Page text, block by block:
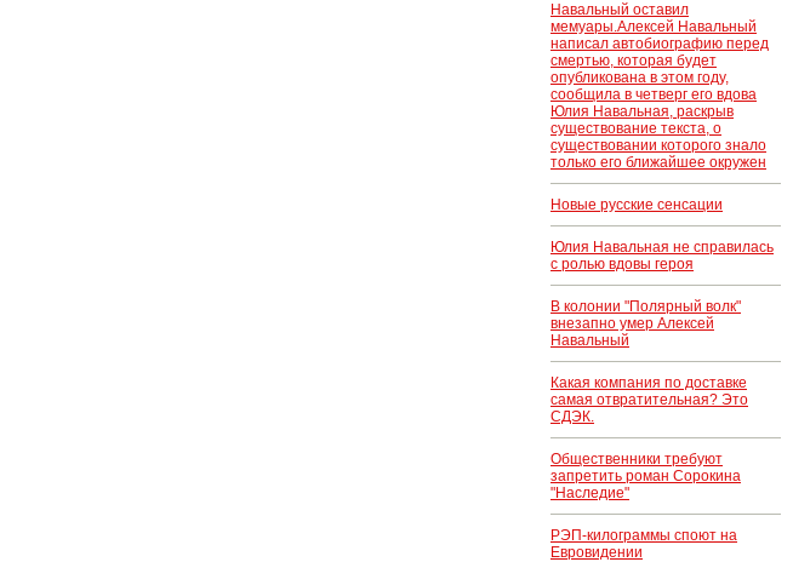
Навальный оставил
мемуары.Алексей Навальный
написал автобиографию перед
смертью, которая будет
опубликована в этом году,
сообщила в четверг его вдова
Юлия Навальная, раскрыв
существование текста, о
существовании которого знало
только его ближайшее окружен
Новые русские сенсации
Юлия Навальная не справилась
с ролью вдовы героя
В колонии "Полярный волк"
внезапно умер Алексей
Навальный
Какая компания по доставке
самая отвратительная? Это
СДЭК.
Общественники требуют
запретить роман Сорокина
"Наследие"
РЭП-килограммы споют на
Евровидении